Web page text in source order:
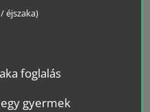
éjszaka)
foglalás
gyermek